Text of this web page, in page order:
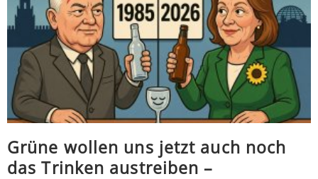
Grüne wollen uns jetzt auch noch
das Trinken austreiben –